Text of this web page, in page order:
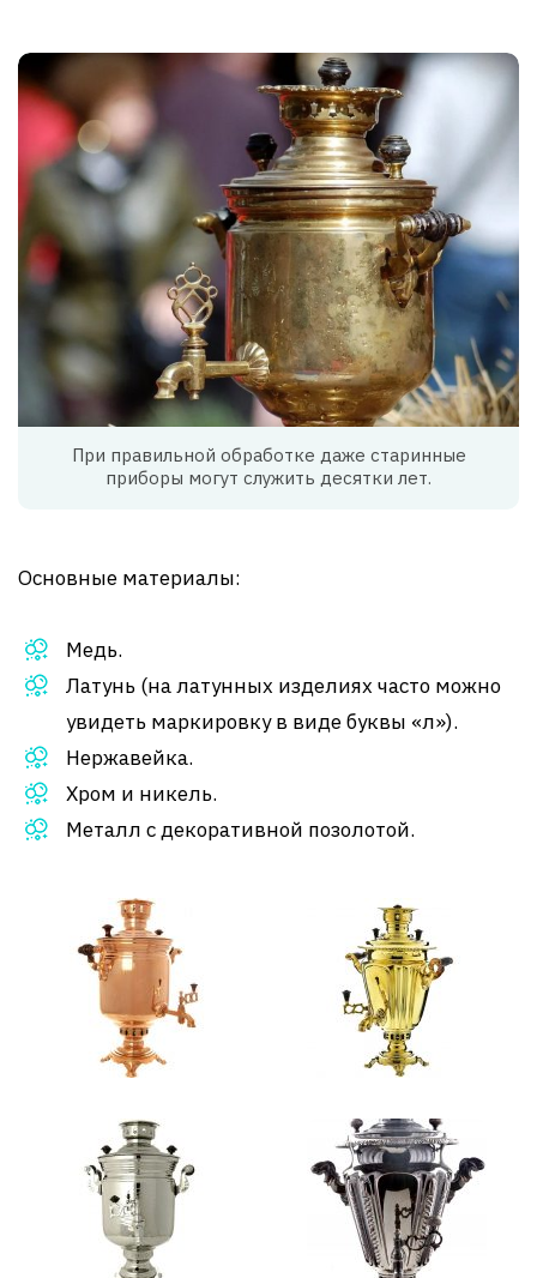
При правильной обработке даже старинные
приборы могут служить десятки лет.
Основные материалы:
Медь.
Латунь (на латунных изделиях часто можно
увидеть маркировку в виде буквы «л»).
Нержавейка.
Хром и никель.
Металл с декоративной позолотой.